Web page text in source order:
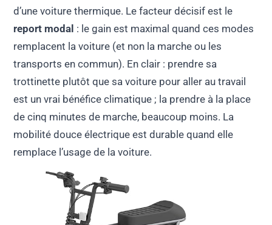
d’une voiture thermique. Le facteur décisif est le
report modal : le gain est maximal quand ces modes
remplacent la voiture (et non la marche ou les
transports en commun). En clair : prendre sa
trottinette plutôt que sa voiture pour aller au travail
est un vrai bénéfice climatique ; la prendre à la place
de cinq minutes de marche, beaucoup moins. La
mobilité douce électrique est durable quand elle
remplace l’usage de la voiture.